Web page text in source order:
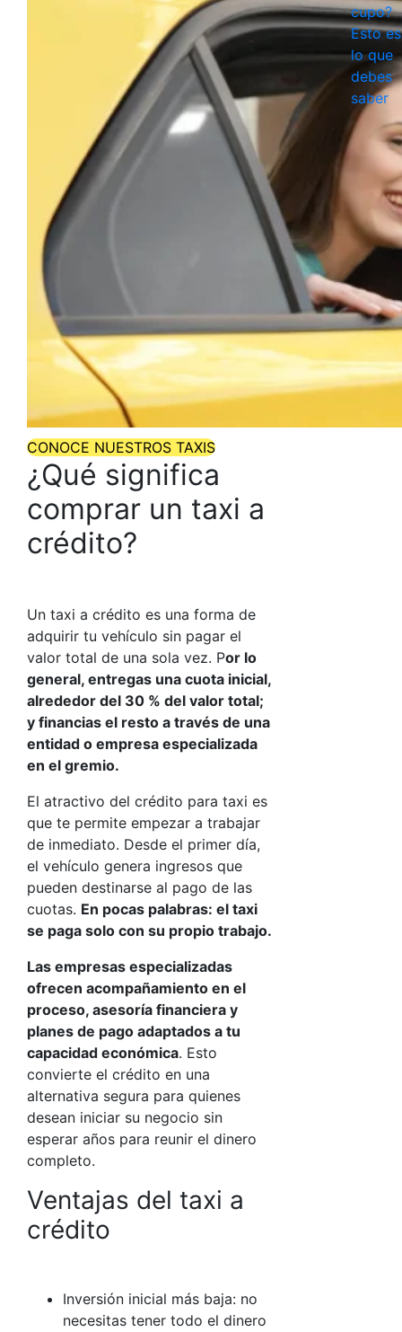
CONOCE NUESTROS TAXIS
¿Qué significa
comprar un taxi a
crédito?
Un taxi a crédito es una forma de
adquirir tu vehículo sin pagar el
valor total de una sola vez. Por lo
general, entregas una cuota inicial,
alrededor del 30 % del valor total;
y financias el resto a través de una
entidad o empresa especializada
en el gremio.
El atractivo del crédito para taxi es
que te permite empezar a trabajar
de inmediato. Desde el primer día,
el vehículo genera ingresos que
pueden destinarse al pago de las
cuotas. En pocas palabras: el taxi
se paga solo con su propio trabajo.
Las empresas especializadas
ofrecen acompañamiento en el
proceso, asesoría financiera y
planes de pago adaptados a tu
capacidad económica. Esto
convierte el crédito en una
alternativa segura para quienes
desean iniciar su negocio sin
esperar años para reunir el dinero
completo.
Ventajas del taxi a
crédito
Inversión inicial más baja: no
necesitas tener todo el dinero
cupo?
Esto es
lo que
debes
saber